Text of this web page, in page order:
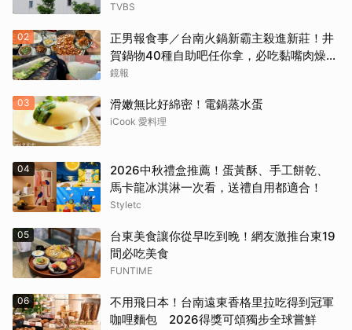
TVBS
02
正男報食事／台南火鍋新霸主殺進新莊！井
賀鍋物40種自助吧任你拿，必吃黏嘴肉燥
飯、現做棉花糖
鏡報
03 滑嫩無比好綿密！電鍋蒸水蛋
iCook 愛料理
04
2026中秋禮盒推薦！蛋黃酥、手工餅乾、
馬卡龍冰淇淋一次看，送禮自用都適合！
Styletc
05
台東美食讓你從早吃到晚！網友激推台東19
間必吃美食
FUNTIME
06
不用飛日本！台南遠東香格里拉吃得到冠軍
咖哩麵包 2026得獎可頌獨步全球嘗鮮